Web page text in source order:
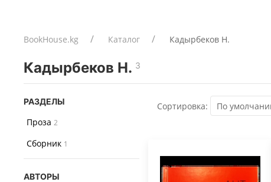
BookHouse.kg Каталог Кадырбеков Н.
Кадырбеков Н. 3
РАЗДЕЛЫ
Проза 2
Сборник 1
АВТОРЫ
Сортировка: